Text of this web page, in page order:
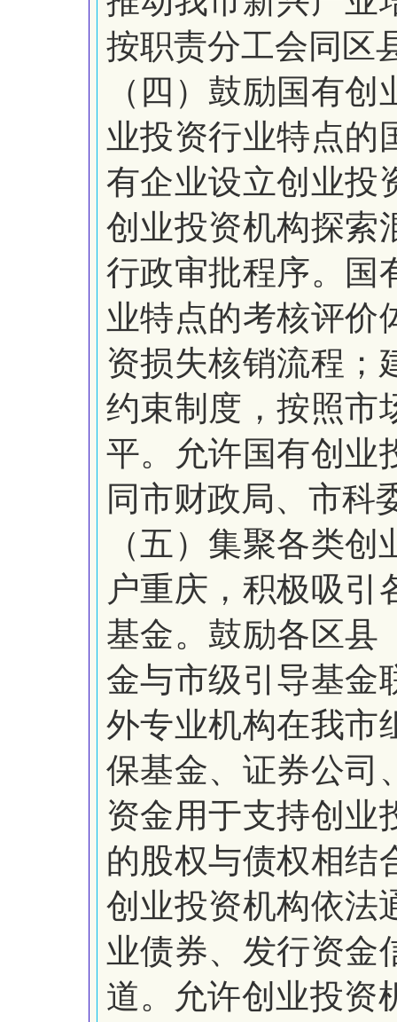
按职责分工会同区
（四）鼓励国有
业投资行业特点的
有企业设立创业投
创业投资机构探索
行政审批程序。国
业特点的考核评价
资损失核销流程；
约束制度，按照市
平。允许国有创业
同市财政局、市科
（五）集聚各类
户重庆，积极吸引
基金。鼓励各区县
金与市级引导基金
外专业机构在我市
保基金、证券公司
资金用于支持创业
的股权与债权相结
创业投资机构依法
业债券、发行资金
道。
允许创业投资